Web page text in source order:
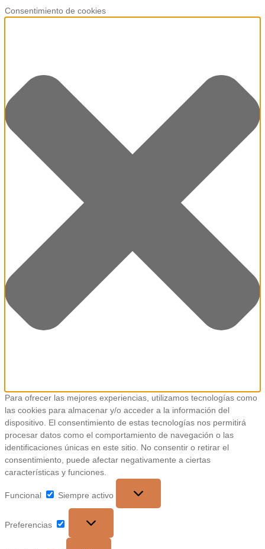
Consentimiento de cookies
Para ofrecer las mejores experiencias, utilizamos tecnologías como
las cookies para almacenar y/o acceder a la información del
dispositivo. El consentimiento de estas tecnologías nos permitirá
procesar datos como el comportamiento de navegación o las
identificaciones únicas en este sitio. No consentir o retirar el
consentimiento, puede afectar negativamente a ciertas
características y funciones.
Funcional
Siempre activo
Preferencias
Preferencias
Estadísticas